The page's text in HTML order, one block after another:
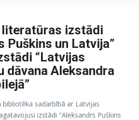
literatūras izstādi
Puškins un Latvija”
“Latvijas
dāvana Aleksandra
bibliotēka sadarbībā ar Latvijas
izstādi "Aleksandrs Puškins